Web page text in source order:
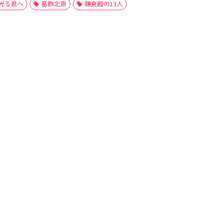
る君へ 葛飾北斎 鎌倉殿の13人